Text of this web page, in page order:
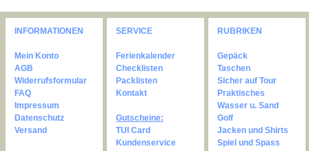
INFORMATIONEN
Mein Konto
AGB
Widerrufsformular
FAQ
Impressum
Datenschutz
Versand
SERVICE
Ferienkalender
Checklisten
Packlisten
Kontakt
Gutscheine:
TUI Card
Kundenservice
RUBRIKEN
Gepäck
Taschen
Sicher auf Tour
Praktisches
Wasser u. Sand
Golf
Jacken und Shirts
Spiel und Spass